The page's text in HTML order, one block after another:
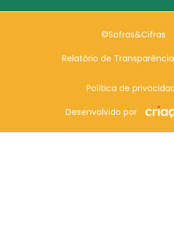
©Safras&Cifras
Relatório de
Política de
Desenvolvido por